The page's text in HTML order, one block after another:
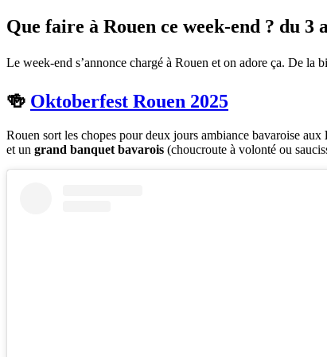
Que faire à Rouen ce week-end ? du 3
Le week-end s’annonce chargé à Rouen et on adore ça. De
🍻 Oktoberfest Rouen 2025
Rouen sort les chopes pour deux jours ambiance bavaroise aux
et un grand banquet bavarois (choucroute à volonté ou